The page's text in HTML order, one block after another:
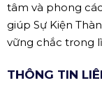
tâm và phong
giúp Sự Kiện
vững chắc trong
THÔNG TIN